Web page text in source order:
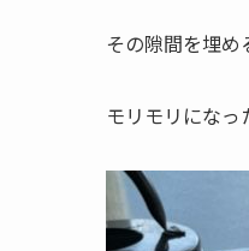
その隙間を埋め
モリモリになっ